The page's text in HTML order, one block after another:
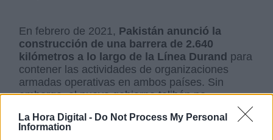
La Hora Digital - Do Not Process My Personal
Information
En febrero de 2021, Pakistán anunció la
construcción de una barrera de 2.640
kilómetros a lo largo de la Línea Durand para
contener las actividades de organizaciones
armadas operativas en ambos países. Sin
embargo, el nuevo gobierno talibán no
preocupación en Islamabad. En este contexto,
China emerge como un posible mediador entre